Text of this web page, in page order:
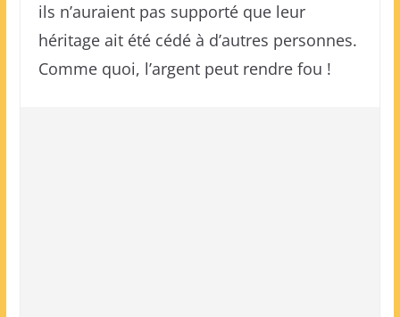
ils n’auraient pas supporté que leur
héritage ait été cédé à d’autres personnes.
Comme quoi, l’argent peut rendre fou !